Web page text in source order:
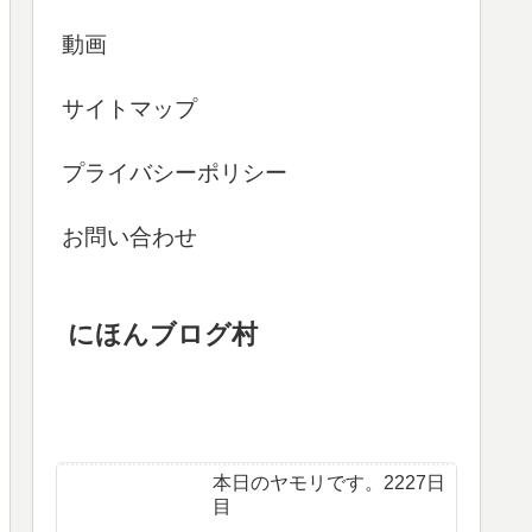
動画
サイトマップ
プライバシーポリシー
お問い合わせ
にほんブログ村
本日のヤモリです。2227日
目